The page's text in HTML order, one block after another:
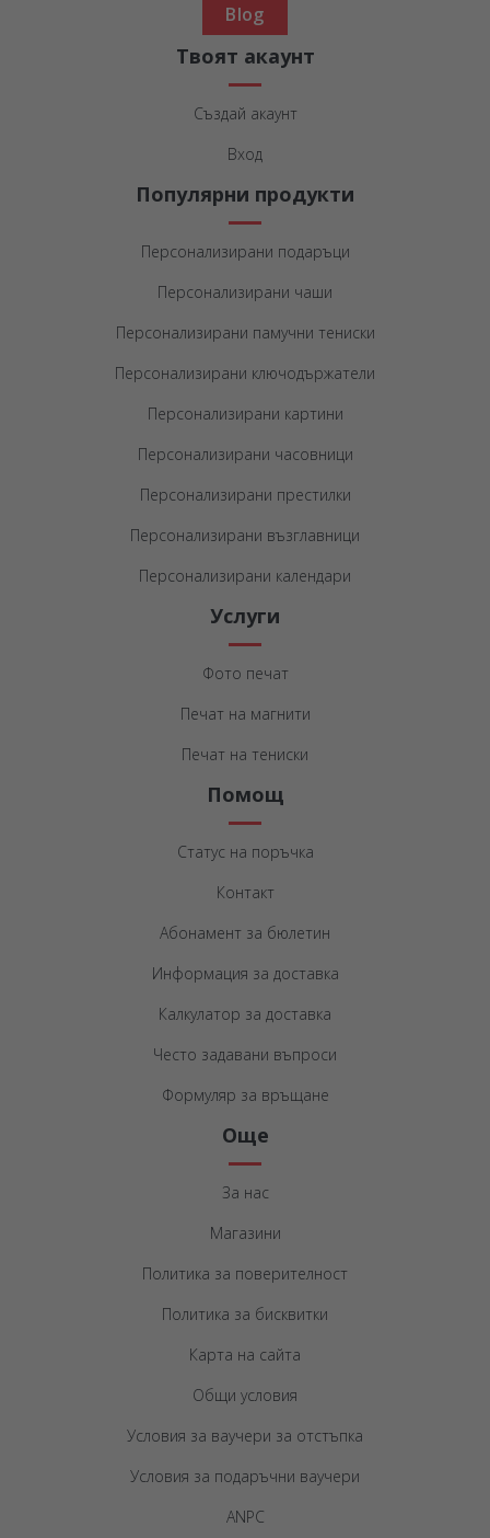
Blog
Твоят акаунт
Създай акаунт
Вход
Популярни продукти
Персонализирани подаръци
Персонализирани чаши
Персонализирани памучни тениски
Персонализирани ключодържатели
Персонализирани картини
Персонализирани часовници
Персонализирани престилки
Персонализирани възглавници
Персонализирани календари
Услуги
Фото печат
Печат на магнити
Печат на тениски
Помощ
Статус на поръчка
Контакт
Абонамент за бюлетин
Информация за доставка
Калкулатор за доставка
Често задавани въпроси
Формуляр за връщане
Още
За нас
Магазини
Политика за поверителност
Политика за бисквитки
Карта на сайта
Общи условия
Условия за ваучери за отстъпка
Условия за подаръчни ваучери
ANPC